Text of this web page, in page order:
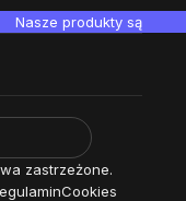
Nasze produkty są
zastrzeżone.
Cookies